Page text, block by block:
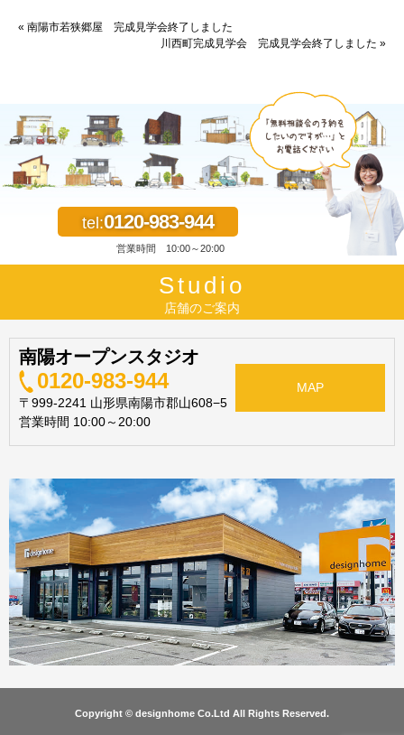
« 南陽市若狭郷屋 完成見学会終了しました
川西町完成見学会 完成見学会終了しました »
tel:0120-983-944
営業時間 10:00～20:00
Studio
店舗のご案内
南陽オープンスタジオ
0120-983-944
〒999-2241 山形県南陽市郡山608−5
営業時間 10:00～20:00
MAP
Copyright © designhome Co.Ltd All Rights Reserved.